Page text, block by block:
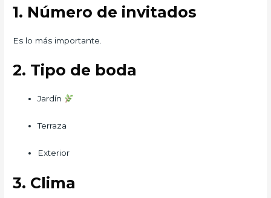
1. Número de invitados
Es lo más importante.
2. Tipo de boda
Jardín
Terraza
Exterior
3. Clima